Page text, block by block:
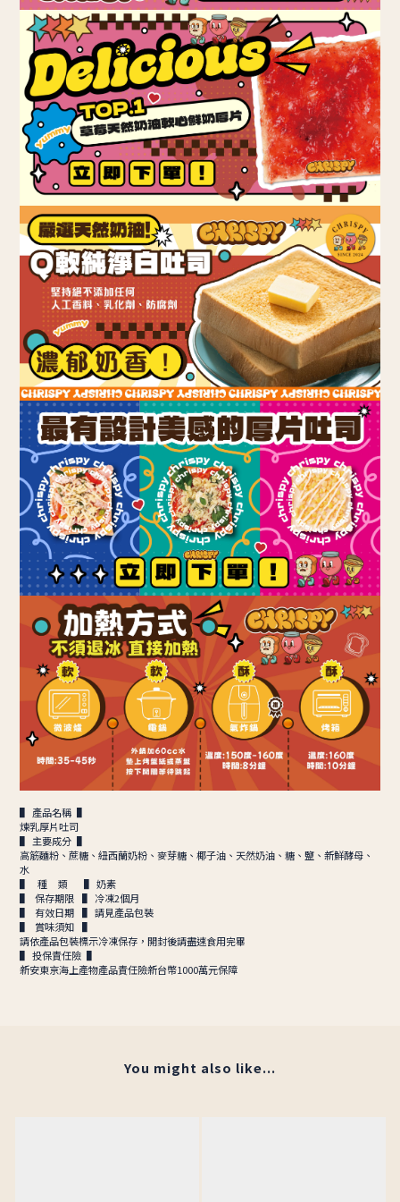
▌ 產品名稱 ▌
煉乳厚片吐司
▌ 主要成分 ▌
高筋麵粉、蔗糖、紐西蘭奶粉、麥芽糖、椰子油、天然奶油、糖、鹽、新鮮酵母、
水
▌ 種 類 ▌ 奶素
▌ 保存期限 ▌ 冷凍2個月
▌ 有效日期 ▌ 請見產品包裝
▌ 賞味須知 ▌
請依產品包裝標示冷凍保存，開封後請盡速食用完畢
▌ 投保責任險 ▌
新安東京海上產物產品責任險新台幣1000萬元保障
You might also like...